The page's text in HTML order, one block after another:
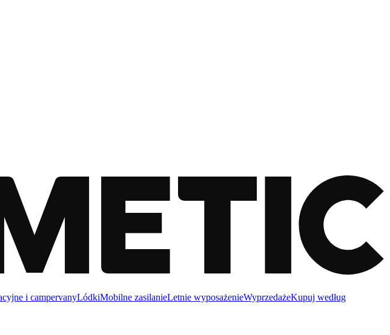
i campervanyLódkiMobilne zasilanieLetnie wyposażenieWyprzedażeKupuj według